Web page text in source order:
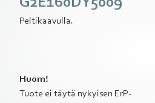
Peltikaavulla.
Huom!
Tuote ei täytä nykyisen ErP-